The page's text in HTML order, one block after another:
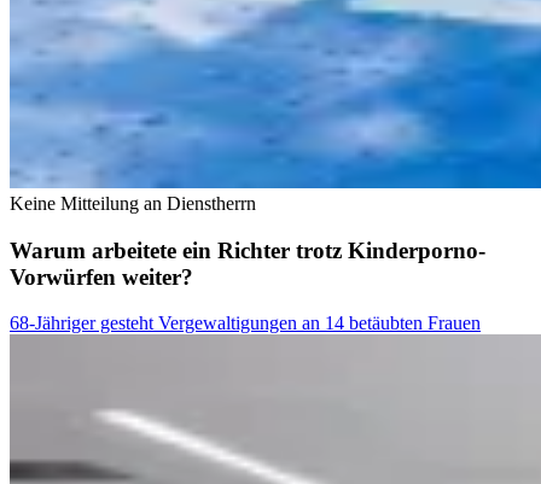
Keine Mitteilung an Dienstherrn
Warum arbeitete ein Richter trotz Kinderporno-
Vorwürfen weiter?
68-Jähriger gesteht Vergewaltigungen an 14 betäubten Frauen